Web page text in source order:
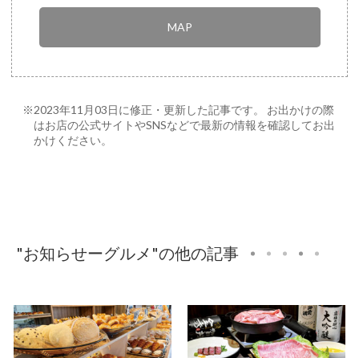
MAP
※2023年11月03日に修正・更新した記事です。 お出かけの際
はお店の公式サイトやSNSなどで最新の情報を確認してお出
かけください。
"お知らせーグルメ"の他の記事